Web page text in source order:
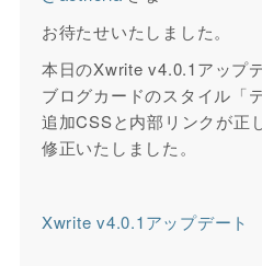
お待たせいたしました。
本日のXwrite v4.0.1アップ
ブログカードのスタイル「
追加CSSと内部リンクが正
修正いたしました。
Xwrite v4.0.1アップデート